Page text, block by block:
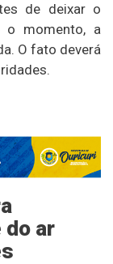
de deixar o
o momento, a
O fato deverá
do ar